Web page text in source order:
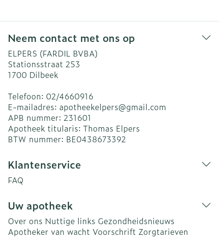
Neem contact met ons op
ELPERS (FARDIL BVBA)
Stationsstraat 253
1700 Dilbeek
Telefoon: 02/4660916
E-mailadres: apotheekelpers@gmail.com
APB nummer: 231601
Apotheek titularis: Thomas Elpers
BTW nummer: BE0438673392
Klantenservice
FAQ
Uw apotheek
Over ons Nuttige links Gezondheidsnieuws
Apotheker van wacht Voorschrift Zorgtarieven